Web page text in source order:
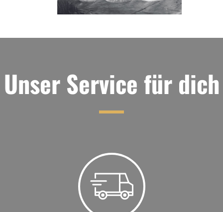
Unser Service für dich